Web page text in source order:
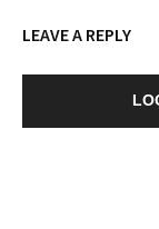
LEAVE A REPLY